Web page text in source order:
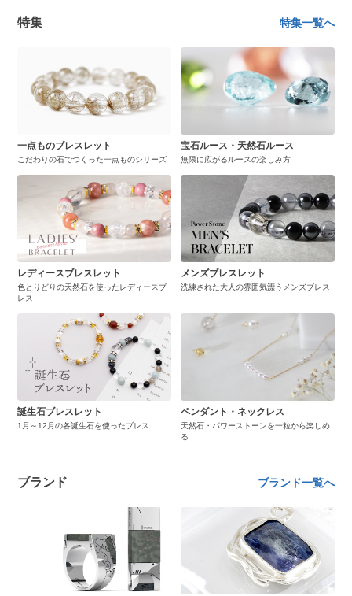
特集 特集一覧へ
一点ものブレスレット
こだわりの石でつくった一点ものシリーズ
宝石ルース・天然石ルース
無限に広がるルースの楽しみ方
レディースブレスレット
色とりどりの天然石を使ったレディースブ
レス
メンズブレスレット
洗練された大人の雰囲気漂うメンズブレス
誕生石ブレスレット
1月～12月の各誕生石を使ったブレス
ペンダント・ネックレス
天然石・パワーストーンを一粒から楽しめ
る
ブランド ブランド一覧へ